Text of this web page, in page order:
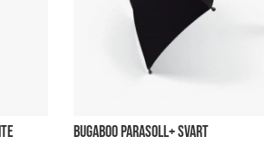
BUGABOO PARASOLL+ SVART